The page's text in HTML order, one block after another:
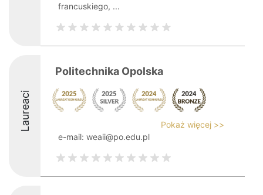
francuskiego, ...
Laureaci
Politechnika Opolska
Pokaż więcej >>
e-mail: weaii@po.edu.pl